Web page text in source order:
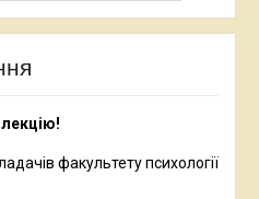
факультету психології